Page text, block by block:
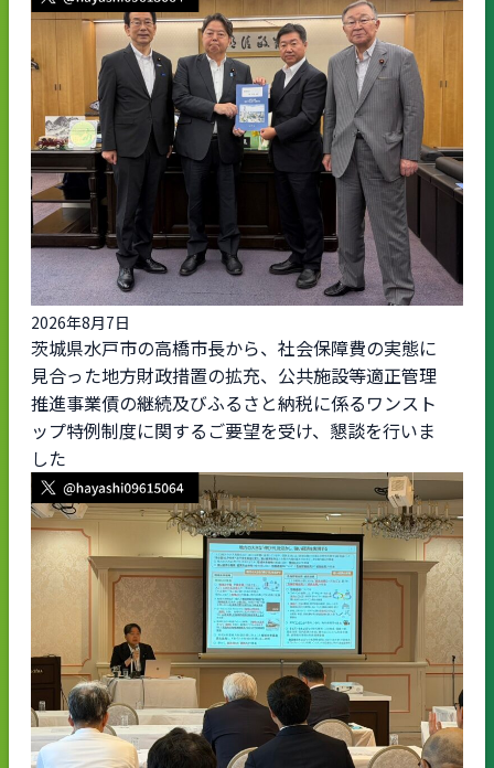
2026年8月7日
茨城県水戸市の高橋市長から、社会保障費の実態に
見合った地方財政措置の拡充、公共施設等適正管理
推進事業債の継続及びふるさと納税に係るワンスト
ップ特例制度に関するご要望を受け、懇談を行いま
した